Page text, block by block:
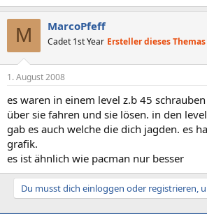
M MarcoPfeff
Cadet 1st Year Ersteller dieses Themas
1. August 2008
es waren in einem level z.b 45
über sie fahren und sie lösen. in den
gab es auch welche die dich jagden. es
grafik.
es ist ähnlich wie pacman nur besser
Du musst dich einloggen oder registrieren,